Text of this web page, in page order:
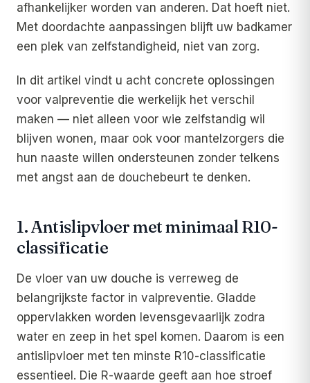
afhankelijker worden van anderen. Dat hoeft niet.
Met doordachte aanpassingen blijft uw badkamer
een plek van zelfstandigheid, niet van zorg.
In dit artikel vindt u acht concrete oplossingen
voor valpreventie die werkelijk het verschil
maken — niet alleen voor wie zelfstandig wil
blijven wonen, maar ook voor mantelzorgers die
hun naaste willen ondersteunen zonder telkens
met angst aan de douchebeurt te denken.
1. Antislipvloer met minimaal R10-
classificatie
De vloer van uw douche is verreweg de
belangrijkste factor in valpreventie. Gladde
oppervlakken worden levensgevaarlijk zodra
water en zeep in het spel komen. Daarom is een
antislipvloer met ten minste R10-classificatie
essentieel. Die R-waarde geeft aan hoe stroef